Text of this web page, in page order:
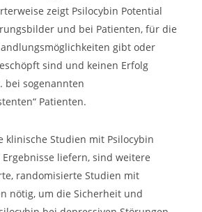
zeigt Psilocybin Potential
und bei Patienten, für die
gibt oder
sind und keinen Erfolg
bei sogenannten
Patienten.
klinische Studien mit Psilocybin
liefern, sind weitere
randomisierte Studien mit
nötig, um die Sicherheit und